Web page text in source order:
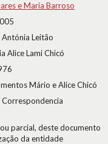
e Maria Barroso
Leitão
Alice Lami Chicó
Mário e Alice Chicó
Correspondencia
parcial, deste documento
da entidade